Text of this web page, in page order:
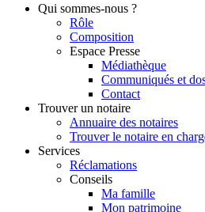
Qui sommes-nous ?
Rôle
Composition
Espace Presse
Médiathèque
Communiqués et
Contact
Trouver un notaire
Annuaire des notaires
Trouver le notaire en
Services
Réclamations
Conseils
Ma famille
Mon patrimoine